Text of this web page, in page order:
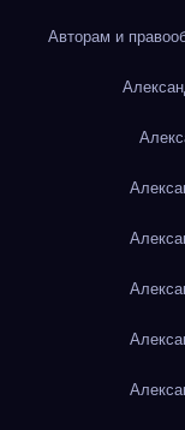
Авторам и